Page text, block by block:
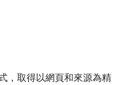
，取得以網頁和來源為精